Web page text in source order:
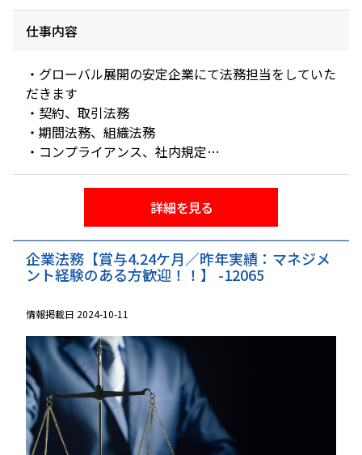
仕事内容
・グローバル展開の安定企業にて法務担当をしていた
だきます
・契約、取引法務
・期間法務、組織法務
・コンプライアンス、社内規定
・紛争対応法務
詳細を見る
企業法務【賞与4.24ケ月／昨年実績：マネジメ
ント経験のある方歓迎！！】 -12065
情報掲載日 2024-10-11